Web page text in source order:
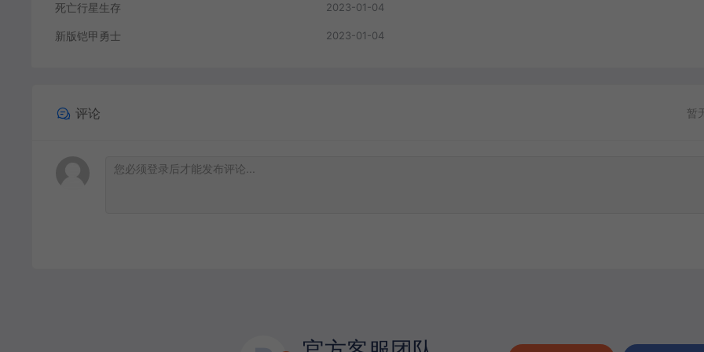
死亡行星生存 2023-01-04
新版铠甲勇士 2023-01-04
评论 暂